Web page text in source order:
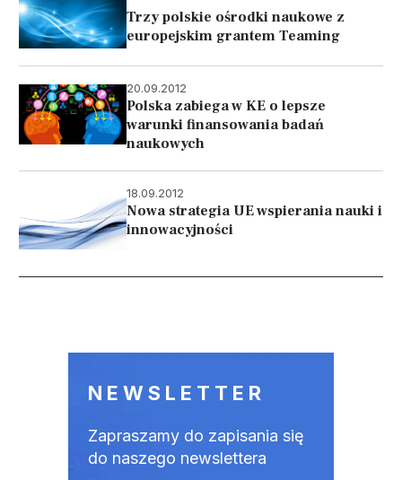
Trzy polskie ośrodki naukowe z
europejskim grantem Teaming
20.09.2012
Polska zabiega w KE o lepsze
warunki finansowania badań
naukowych
18.09.2012
Nowa strategia UE wspierania nauki i
innowacyjności
NEWSLETTER
Zapraszamy do zapisania się
do naszego newslettera